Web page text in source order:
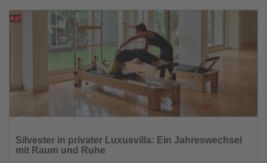
geplantes bedingung
die
Nachrichten
Silvester in privater Luxusvilla: Ein Jahreswechsel
mit Raum und Ruhe